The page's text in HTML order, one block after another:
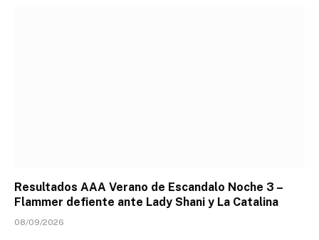
Resultados AAA Verano de Escandalo Noche 3 –
Flammer defiente ante Lady Shani y La Catalina
08/09/2026